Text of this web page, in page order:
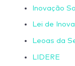
Inovação
Lei de
Leoas da
LIDERE